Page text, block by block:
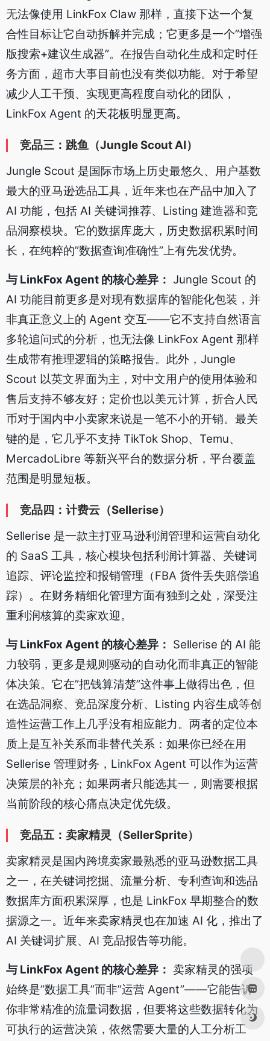
无法像使用 LinkFox Claw 那样，直接下达一个复
合性目标让它自动拆解并完成；它更多是一个”增强
版搜索+建议生成器”。在报告自动化生成和定时任
务方面，超市大事目前也没有类似功能。对于希望
减少人工干预、实现更高程度自动化的团队，
LinkFox Agent 的天花板明显更高。
竞品三：跳鱼（Jungle Scout AI）
Jungle Scout 是国际市场上历史最悠久、用户基数
最大的亚马逊选品工具，近年来也在产品中加入了
AI 功能，包括 AI 关键词推荐、Listing 建造器和竞
品洞察模块。它的数据库庞大，历史数据积累时间
长，在纯粹的”数据查询准确性”上有先发优势。
与 LinkFox Agent 的核心差异： Jungle Scout 的
AI 功能目前更多是对现有数据库的智能化包装，并
非真正意义上的 Agent 交互——它不支持自然语言
多轮追问式的分析，也无法像 LinkFox Agent 那样
生成带有推理逻辑的策略报告。此外，Jungle
Scout 以英文界面为主，对中文用户的使用体验和
售后支持不够友好；定价也以美元计算，折合人民
币对于国内中小卖家来说是一笔不小的开销。最关
键的是，它几乎不支持 TikTok Shop、Temu、
MercadoLibre 等新兴平台的数据分析，平台覆盖
范围是明显短板。
竞品四：计费云（Sellerise）
Sellerise 是一款主打亚马逊利润管理和运营自动化
的 SaaS 工具，核心模块包括利润计算器、关键词
追踪、评论监控和报销管理（FBA 货件丢失赔偿追
踪）。在财务精细化管理方面有独到之处，深受注
重利润核算的卖家欢迎。
与 LinkFox Agent 的核心差异： Sellerise 的 AI 能
力较弱，更多是规则驱动的自动化而非真正的智能
体决策。它在”把钱算清楚”这件事上做得出色，但
在选品洞察、竞品深度分析、Listing 内容生成等创
造性运营工作上几乎没有相应能力。两者的定位本
质上是互补关系而非替代关系：如果你已经在用
Sellerise 管理财务，LinkFox Agent 可以作为运营
决策层的补充；如果两者只能选其一，则需要根据
当前阶段的核心痛点决定优先级。
竞品五：卖家精灵（SellerSprite）
卖家精灵是国内跨境卖家最熟悉的亚马逊数据工具
之一，在关键词挖掘、流量分析、专利查询和选品
数据库方面积累深厚，也是 LinkFox 早期整合的数
据源之一。近年来卖家精灵也在加速 AI 化，推出了
AI 关键词扩展、AI 竞品报告等功能。
与 LinkFox Agent 的核心差异： 卖家精灵的强项
始终是”数据工具”而非”运营 Agent”——它能告诉
你非常精准的流量词数据，但要将这些数据转化为
可执行的运营决策，依然需要大量的人工分析工